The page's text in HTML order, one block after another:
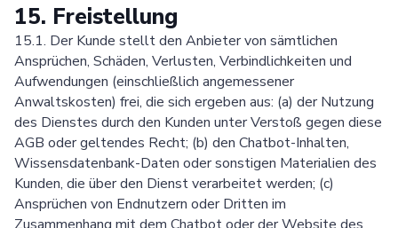
15. Freistellung
15.1. Der Kunde stellt den Anbieter von sämtlichen
Ansprüchen, Schäden, Verlusten, Verbindlichkeiten und
Aufwendungen (einschließlich angemessener
Anwaltskosten) frei, die sich ergeben aus: (a) der Nutzung
des Dienstes durch den Kunden unter Verstoß gegen diese
AGB oder geltendes Recht; (b) den Chatbot-Inhalten,
Wissensdatenbank-Daten oder sonstigen Materialien des
Kunden, die über den Dienst verarbeitet werden; (c)
Ansprüchen von Endnutzern oder Dritten im